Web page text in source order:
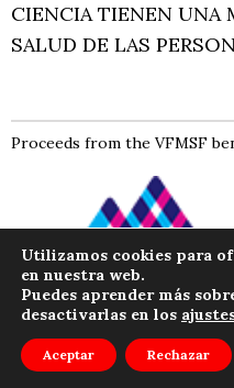
CIENCIA TIENEN UNA
SALUD DE LAS
Proceeds from the VFMSF
Utilizamos cookies para
en nuestra web.
Puedes aprender más
desactivarlas en los
Aceptar Rechazar